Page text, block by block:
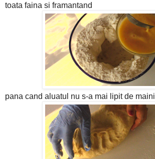
toata faina si framantand
pana cand aluatul nu s-a mai lipit de maini